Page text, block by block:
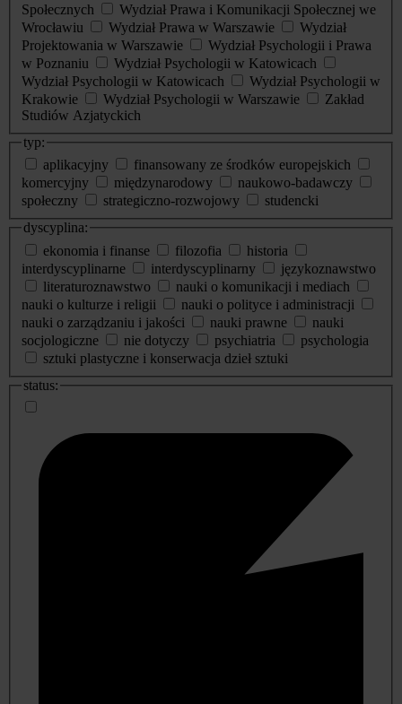
Społecznych
Wydział Prawa i Komunikacji Społecznej we
Wrocławiu
Wydział Prawa w Warszawie
Wydział
Projektowania w Warszawie
Wydział Psychologii i Prawa
w Poznaniu
Wydział Psychologii w Katowicach
Wydział Psychologii w Katowicach
Wydział Psychologii w
Krakowie
Wydział Psychologii w Warszawie
Zakład
Studiów Azjatyckich
typ:
aplikacyjny
finansowany ze środków europejskich
komercyjny
międzynarodowy
naukowo-badawczy
społeczny
strategiczno-rozwojowy
studencki
dyscyplina:
ekonomia i finanse
filozofia
historia
interdyscyplinarne
interdyscyplinarny
językoznawstwo
literaturoznawstwo
nauki o komunikacji i mediach
nauki o kulturze i religii
nauki o polityce i administracji
nauki o zarządzaniu i jakości
nauki prawne
nauki
socjologiczne
nie dotyczy psychiatria
psychologia
sztuki plastyczne i konserwacja dzieł sztuki
status: